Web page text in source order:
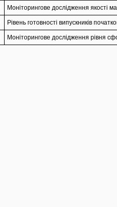
Моніторингове дослідження якості
Рівень готовності випускників
Моніторингове дослідження рівня